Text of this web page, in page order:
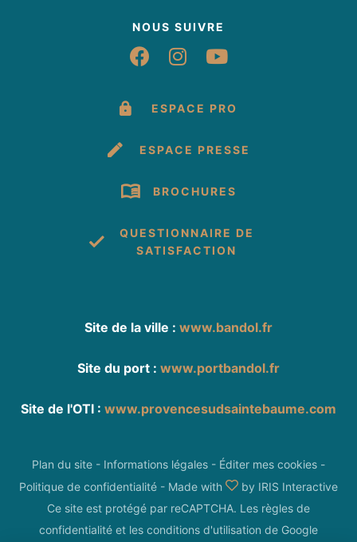
NOUS SUIVRE
Suivez-nous sur
Suivez-nous sur
Suivez-nous
ESPACE PRO
ESPACE PRESSE
BROCHURES
QUESTIONNAIRE DE
SATISFACTION
Site de la ville : www.bandol.fr
Site du port : www.portbandol.fr
Site de l'OTI : www.provencesudsaintebaume.com
Plan du site - Informations légales - Éditer mes cookies -
Politique de confidentialité - Made with by IRIS Interactive
Ce site est protégé par reCAPTCHA. Les règles de
confidentialité et les conditions d'utilisation de Google